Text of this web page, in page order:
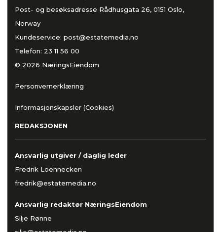
Post- og besøksadresse Rådhusgata 26, 0151 Oslo,
Norway
Kundeservice: post@estatemedia.no
Telefon: 23 11 56 00
© 2026 NæringsEiendom
Personvernerklæring
Informasjonskapsler (Cookies)
REDAKSJONEN
Ansvarlig utgiver / daglig leder
Fredrik Loennecken
fredrik@estatemedia.no
Ansvarlig redaktør NæringsEiendom
Silje Rønne